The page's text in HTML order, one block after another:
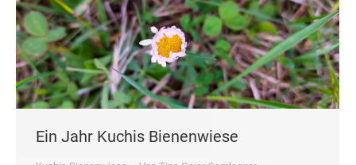
Ein Jahr Kuchis Bienenwiese